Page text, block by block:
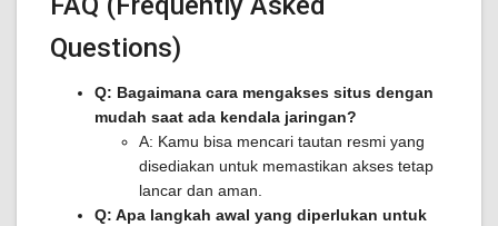
Questions)
Q: Bagaimana cara mengakses situs dengan
mudah saat ada kendala jaringan?
A: Kamu bisa mencari tautan resmi yang
disediakan untuk memastikan akses tetap
lancar dan aman.
Q: Apa langkah awal yang diperlukan untuk